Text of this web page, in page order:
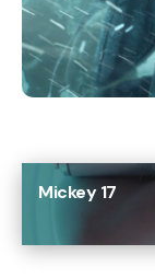
Mickey 17